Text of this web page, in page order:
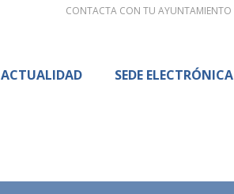
CONTACTA CON TU AYUNTAMIENTO
ACTUALIDAD SEDE ELECTRÓNICA